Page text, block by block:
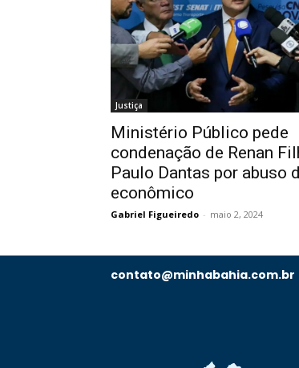
Justiça
Ministério Público pede
condenação de Renan
Paulo Dantas por abuso
econômico
Gabriel Figueiredo - maio 2, 2024
contato@minhabahia.com.br